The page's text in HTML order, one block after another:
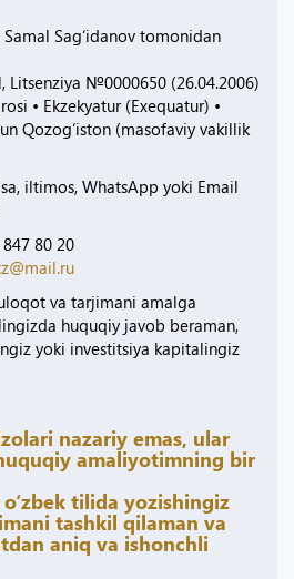
Sag‘idanov tomonidan
Litsenziya №0000650 (26.04.2006)
• Ekzekyatur (Exequatur) •
Qozog‘iston (masofaviy vakillik
iltimos, WhatsApp yoki Email
80 20
va tarjimani amalga
huquqiy javob beraman,
yoki investitsiya kapitalingiz
nazariy emas, ular
amaliyotimning bir
tilida yozishingiz
tashkil qilaman va
aniq va ishonchli